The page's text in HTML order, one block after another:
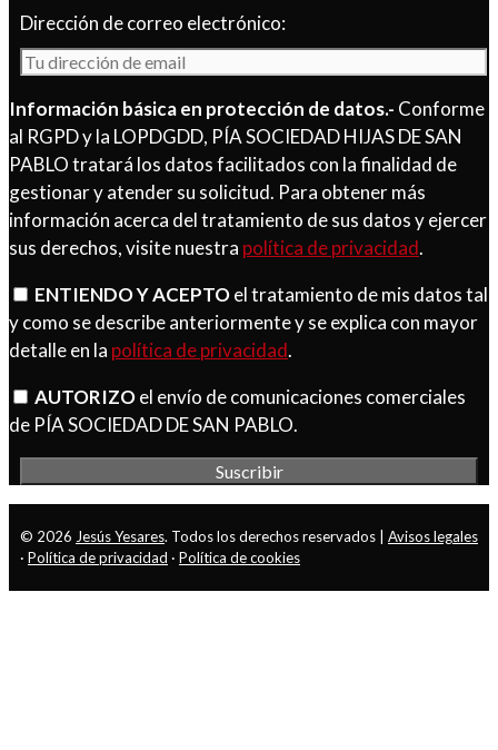
Dirección de correo electrónico:
Información básica en protección de datos.- Conforme
al RGPD y la LOPDGDD, PÍA SOCIEDAD HIJAS DE SAN
PABLO tratará los datos facilitados con la finalidad de
gestionar y atender su solicitud. Para obtener más
información acerca del tratamiento de sus datos y ejercer
sus derechos, visite nuestra política de privacidad.
ENTIENDO Y ACEPTOel tratamiento de mis datos tal
y como se describe anteriormente y se explica con mayor
detalle en la política de privacidad.
AUTORIZOel envío de comunicaciones comerciales
de PÍA SOCIEDAD DE SAN PABLO.
© 2026 Jesús Yesares. Todos los derechos reservados | Avisos legales
· Política de privacidad · Política de cookies